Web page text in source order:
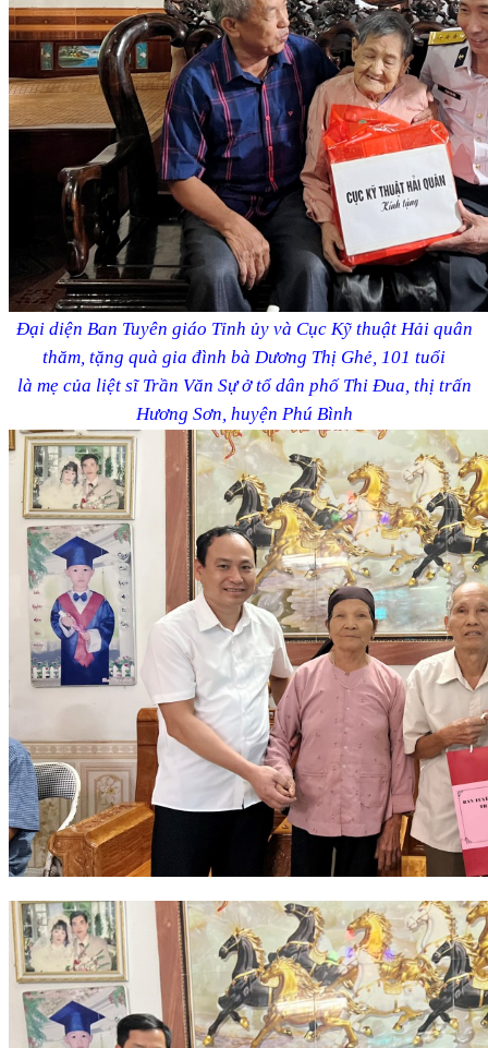
Đại diện Ban Tuyên giáo Tỉnh ủy và Cục Kỹ thuật Hải quân
thăm, tặng quà gia đình bà Dương Thị Ghẻ, 101 tuổi
là mẹ của liệt sĩ Trần Văn Sự ở tổ dân phố Thi Đua, thị trấn
Hương Sơn, huyện Phú Bình